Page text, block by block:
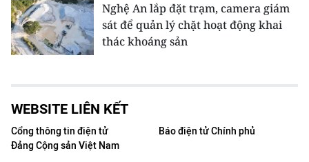
Nghệ An lắp đặt trạm, camera giám
sát để quản lý chặt hoạt động khai
thác khoáng sản
WEBSITE LIÊN KẾT
Cổng thông tin điện tử
Đảng Cộng sản Việt Nam
Báo điện tử Chính phủ